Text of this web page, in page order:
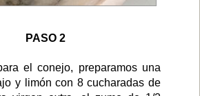
PASO 2
el conejo, preparamos una
y limón con 8 cucharadas de